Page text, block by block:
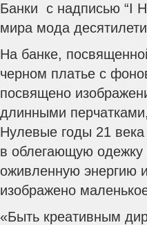
Банки с надписью “I
мира мода
На банке,
черном платье с
посвящено
длинными
Нулевые годы 21
в облегающую одежку
оживленную энергию
изображено
«Быть креативным